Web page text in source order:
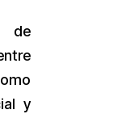
de
y